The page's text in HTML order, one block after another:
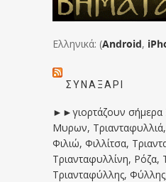
Ελληνικά: (Android,
ΣΥΝΑΞΆΡΙ
►►γιορτάζουν σήμερα
Μυρων,
Φιλιώ, Φιλλίτσα,
Τριανταφυλλίνη, Ρόζα,
Τριανταφύλλης,